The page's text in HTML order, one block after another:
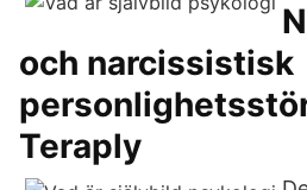
och narcissistisk
Teraply